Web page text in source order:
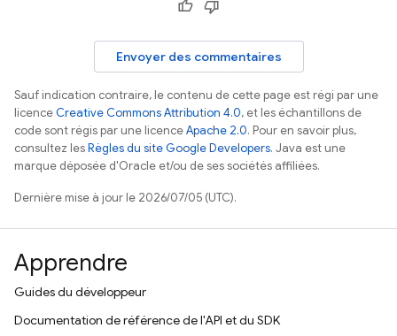
Envoyer des commentaires
Sauf indication contraire, le contenu de cette page est régi par une
licenceCreative Commons Attribution 4.0, et les échantillons de
code sont régis par une licenceApache 2.0. Pour en savoir plus,
consultez lesRègles du site Google Developers. Java est une
marque déposée d'Oracle et/ou de ses sociétés affiliées.
Dernière mise à jour le 2026/07/05 (UTC).
Apprendre
Guides du développeur
Documentation de référence de l'API et du SDK